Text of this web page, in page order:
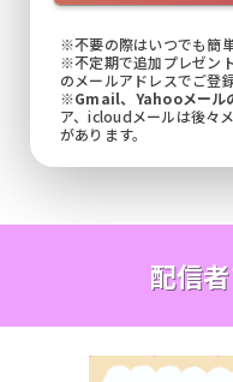
※不要の際はいつでも簡
※不定期で追加プレゼン
のメールアドレスでご登
※Gmail、Yahooメール
ア、icloudメールは後々
があります。
配信